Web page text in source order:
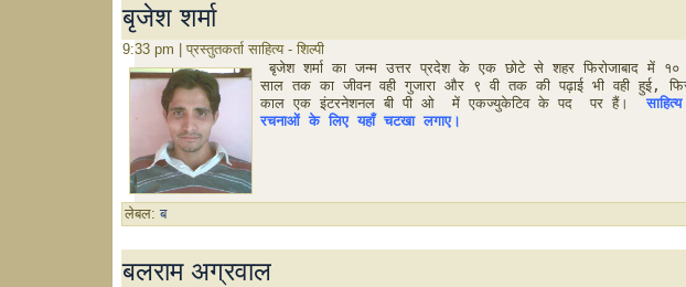
बृजेश शर्मा
9:33 pm | प्रस्तुतकर्ता साहित्य - शिल्पी
बृजेश शर्मा का जन्म उत्तर प्रदेश के एक छोटे से शहर फिरोजाबाद में
साल तक का जीवन वही गुजारा और ९ वी तक की पढ़ाई भी वही हुई,
काल एक इंटरनेशनल बी पी ओ  में एकज्युकेटिव के पद  पर हैं।
रचनाओं के लिए यहाँ चटखा लगाए।
लेबल: ब
बलराम अग्रवाल